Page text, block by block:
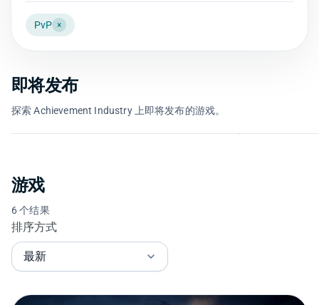
PvP ×
即将发布
探索 Achievement Industry 上即将发布的游戏。
Resonance: A Plague Tale
Legacy
游戏
6 个结果
排序方式